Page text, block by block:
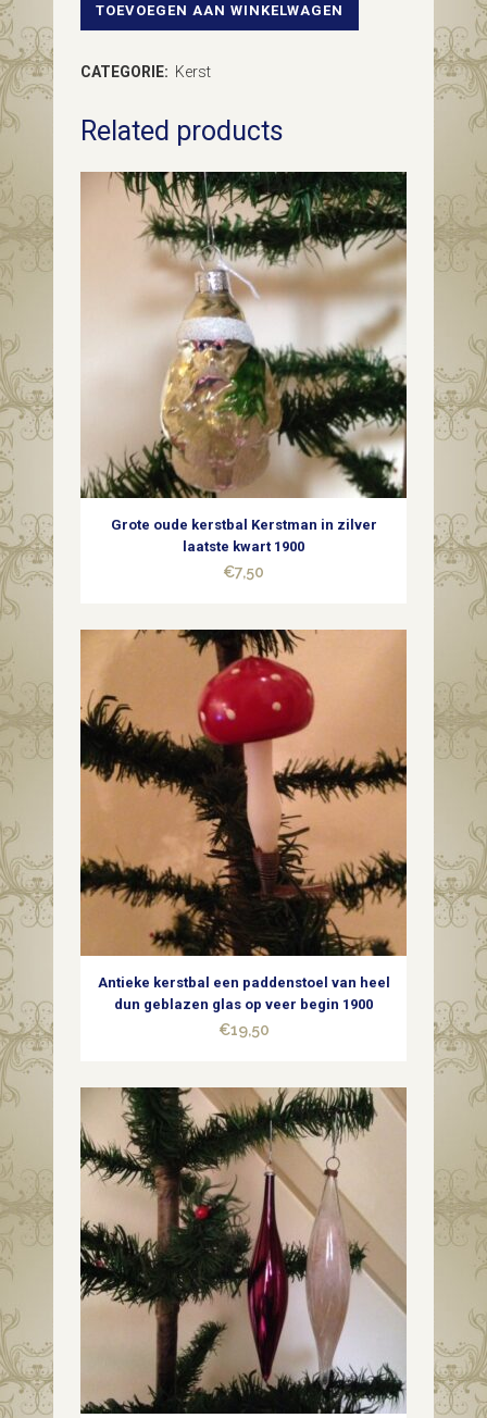
Sesam
ornament
van
TOEVOEGEN AAN WINKELWAGEN
CATEGORIE: Kerst
Related products
Grote oude kerstbal Kerstman in zilver
laatste kwart 1900
€7,50
Antieke kerstbal een paddenstoel van heel
dun geblazen glas op veer begin 1900
€19,50